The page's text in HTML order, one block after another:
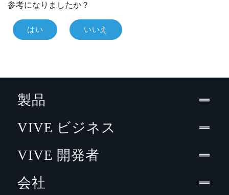
参考になりましたか？
はい いいえ
製品
VIVE ビジネス
VIVE 開発者
会社